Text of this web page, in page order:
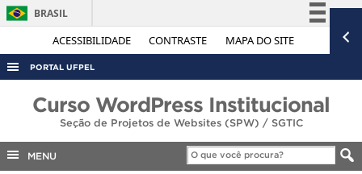
ACESSIBILIDADE CONTRASTE MAPA DO SITE
BRASIL
Simplifique!
Acesso à informação
Canais
PORTAL UFPEL
AUDITORIA
Curso WordPress Institucional
Seção de Projetos de Websites (SPW) / SGTIC
MENU